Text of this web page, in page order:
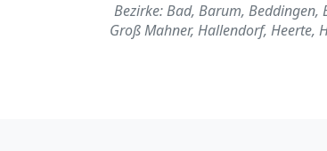
Bezirke: Bad, Barum, Beddingen,
Groß Mahner, Hallendorf, Heerte,